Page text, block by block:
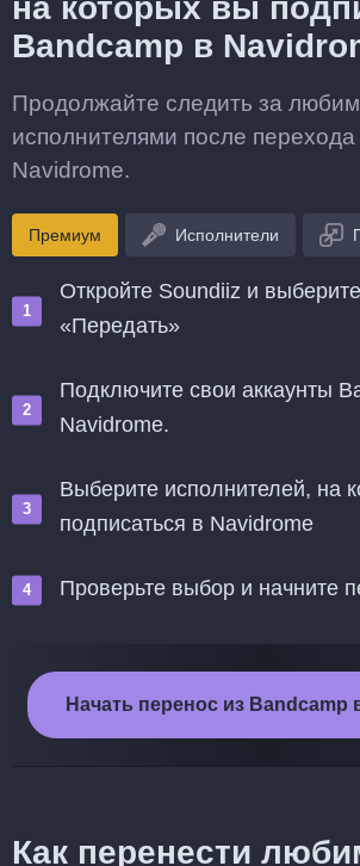
на которых вы
Bandcamp в
Продолжайте следить за
исполнителями после
Navidrome.
Премиум Исполнители
Откройте Soundiiz и
«Передать»
Подключите свои аккаунты
Navidrome.
Выберите исполнителей, на
подписаться в Navidrome
Проверьте выбор и начните
Начать перенос из Bandcamp
Как перенести